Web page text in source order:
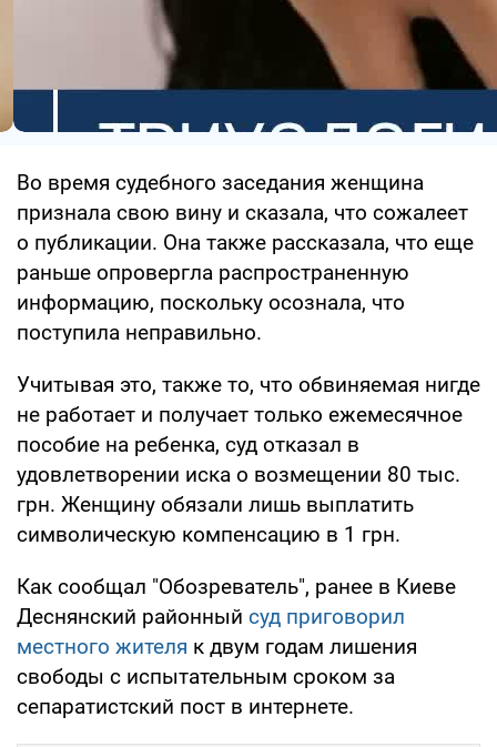
Во время судебного заседания женщина
признала свою вину и сказала, что сожалеет
о публикации. Она также рассказала, что еще
раньше опровергла распространенную
информацию, поскольку осознала, что
поступила неправильно.
Учитывая это, также то, что обвиняемая нигде
не работает и получает только ежемесячное
пособие на ребенка, суд отказал в
удовлетворении иска о возмещении 80 тыс.
грн. Женщину обязали лишь выплатить
символическую компенсацию в 1 грн.
Как сообщал "Обозреватель", ранее в Киеве
Деснянский районный суд приговорил
местного жителя к двум годам лишения
свободы с испытательным сроком за
сепаратистский пост в интернете.